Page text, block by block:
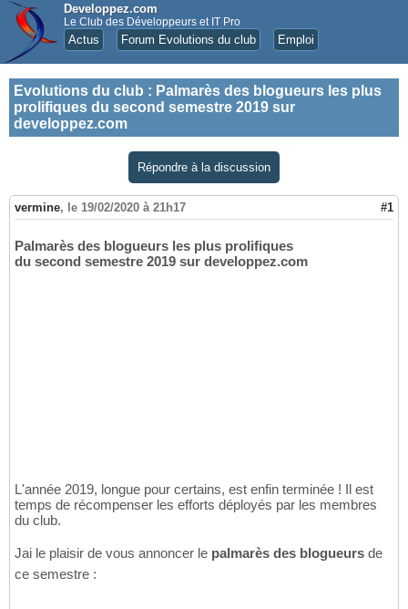
Developpez.com
Le Club des Développeurs et IT Pro
Actus Forum Evolutions du club Emploi
Evolutions du club : Palmarès des blogueurs les plus
prolifiques du second semestre 2019 sur
developpez.com
Répondre à la discussion
vermine, le 19/02/2020 à 21h17 #1
Palmarès des blogueurs les plus prolifiques
du second semestre 2019 sur developpez.com
L'année 2019, longue pour certains, est enfin terminée ! Il est
temps de récompenser les efforts déployés par les membres
du club.
Jai le plaisir de vous annoncer le palmarès des blogueurs de
ce semestre :